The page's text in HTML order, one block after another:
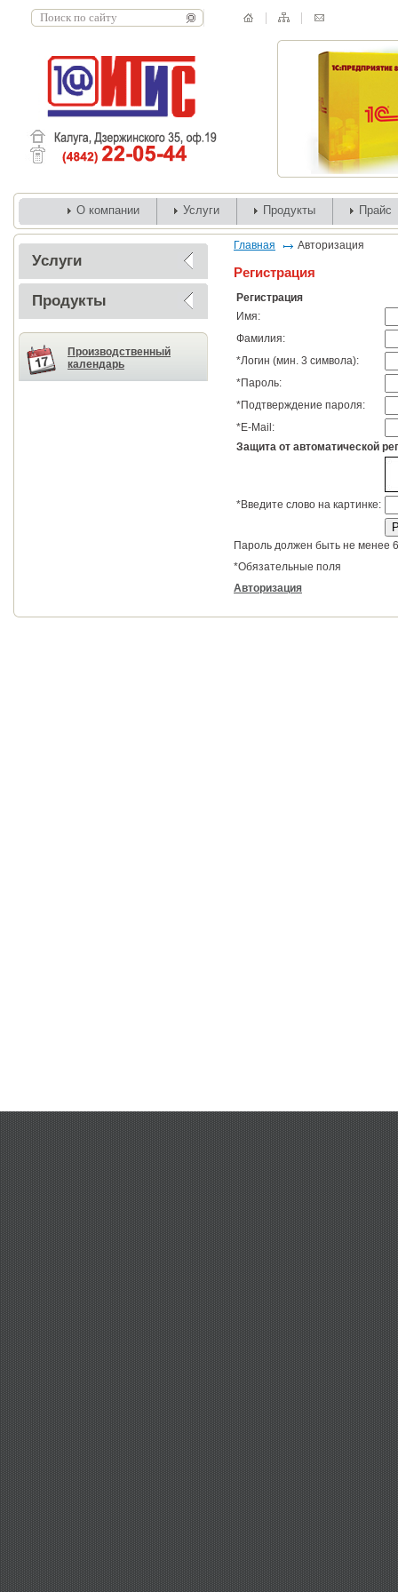
О компании Услуги Продукты Прайс
Услуги
Продукты
Производственный
календарь
Главная Авторизация
Регистрация
Регистрация
Имя:
Фамилия:
*Логин (мин. 3 символа):
*Пароль:
*Подтверждение пароля:
*E-Mail:
Защита от автоматической
*Введите слово на картинке:
Пароль должен быть не менее
*Обязательные поля
Авторизация